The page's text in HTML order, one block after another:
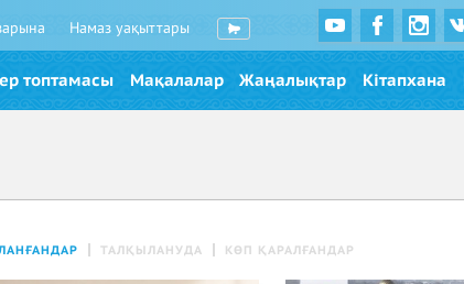
Намаз уақыттары
топтамасы Мақалалар Жаңалықтар Кітапхана
ТАЛҚЫЛАНУДА КӨП ҚАРАЛҒАНДАР